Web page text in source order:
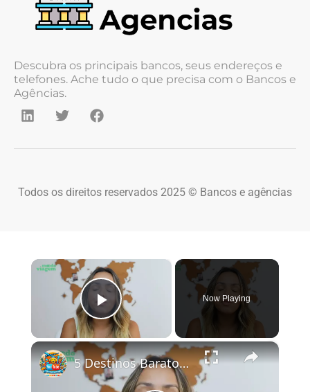
Descubra os principais bancos, seus endereços e
telefones. Ache tudo o que precisa com o Bancos e
Agências.
Todos os direitos reservados 2025 © Bancos e agências
×
Play Video
Now Playing
×
5 Destinos Baratos no Brasil Para Conhecer e Amar! 🇧🇷✨